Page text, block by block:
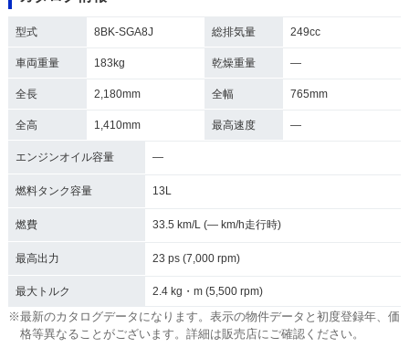
型式 8BK-SGA8J 総排気量 249cc
車両重量 183kg 乾燥重量 ―
全長 2,180mm 全幅 765mm
全高 1,410mm 最高速度 ―
エンジンオイル容量 ―
燃料タンク容量 13L
燃費 33.5 km/L (― km/h走行時)
最高出力 23 ps (7,000 rpm)
最大トルク 2.4 kg・m (5,500 rpm)
※最新のカタログデータになります。表示の物件データと初度登録年、価
格等異なることがございます。詳細は販売店にご確認ください。